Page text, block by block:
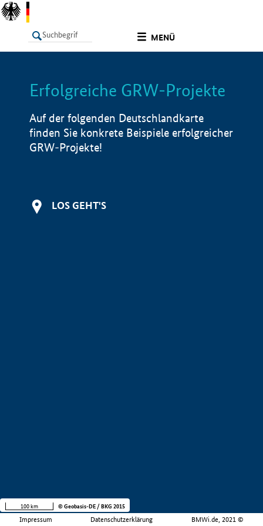
MENÜ
LISTE Info
Erfolgreiche GRW-Projekte
Auf der folgenden Deutschlandkarte
finden Sie konkrete Beispiele erfolgreicher
GRW-Projekte!
LOS GEHT'S
Impressum Datenschutzerklärung BMWi.de, 2021 ©
100 km © Geobasis-DE / BKG 2015